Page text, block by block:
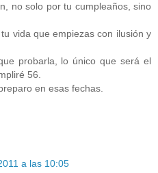
no solo por tu cumpleaños, sino
vida que empiezas con ilusión y
probarla, lo único que será el
56.
en esas fechas.
a las 10:05